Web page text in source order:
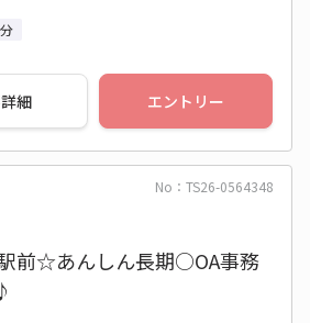
細 エントリー
No：TS26-0564348
駅前☆あんしん長期○OA事務